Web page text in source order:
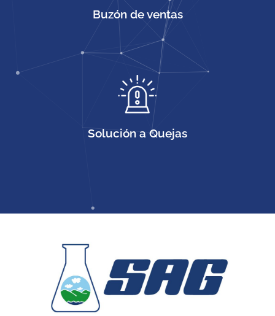
Buzón de ventas
Solución a Quejas